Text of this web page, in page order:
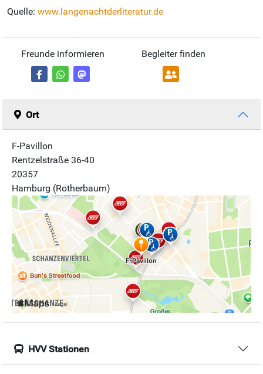
Quelle: www.langenachtderliteratur.de
Freunde informieren Begleiter finden
Ort
F-Pavillon
Rentzelstraße 36-40
20357
Hamburg (Rotherbaum)
HVV Stationen